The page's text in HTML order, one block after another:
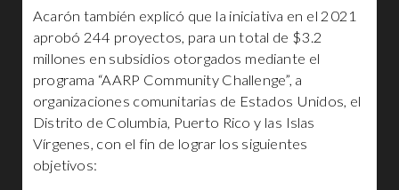
Acarón también explicó que la iniciativa en el 2021
aprobó 244 proyectos, para un total de $3.2
millones en subsidios otorgados mediante el
programa “AARP Community Challenge”, a
organizaciones comunitarias de Estados Unidos, el
Distrito de Columbia, Puerto Rico y las Islas
Vírgenes, con el fin de lograr los siguientes
objetivos: